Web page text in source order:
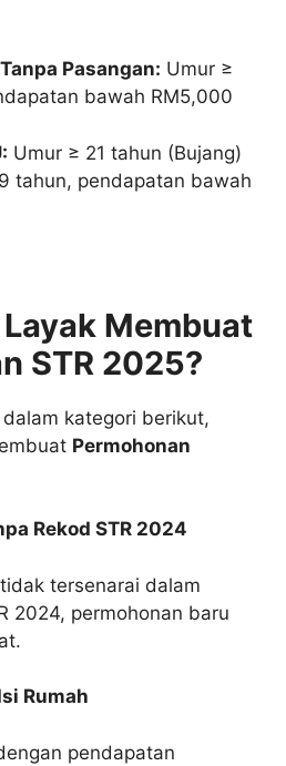
Pasangan: Umur ≥
bawah RM5,000
Umur ≥ 21 tahun (Bujang)
tahun, pendapatan bawah
Membuat
STR 2025?
kategori berikut,
Permohonan
Rekod STR 2024
tersenarai dalam
2024, permohonan baru
Rumah
pendapatan